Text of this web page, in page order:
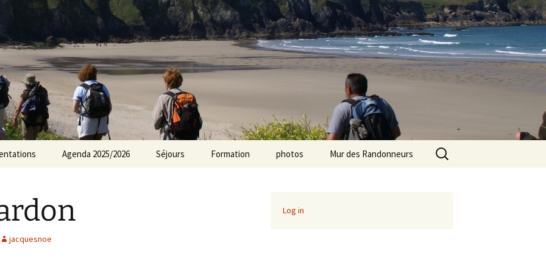
Norvillois
Agenda 2025/2026
Agenda 2023/2024
Séjours Formation photos Mur des Randonneurs
Search
for:
jacquesnoe
Log in